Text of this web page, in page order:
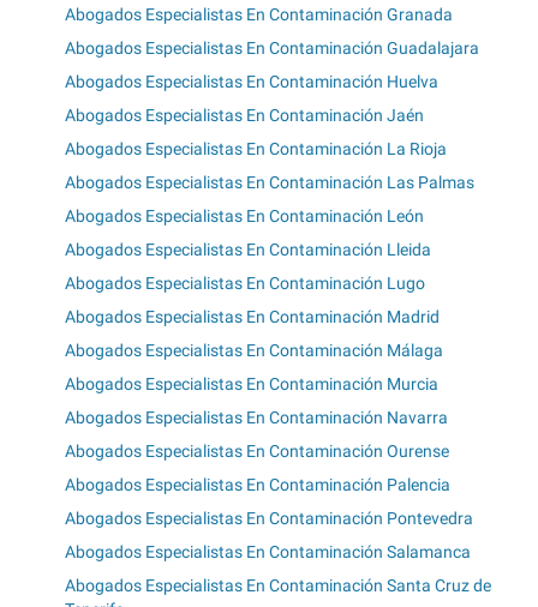
Abogados Especialistas En Contaminación Granada
Abogados Especialistas En Contaminación Guadalajara
Abogados Especialistas En Contaminación Huelva
Abogados Especialistas En Contaminación Jaén
Abogados Especialistas En Contaminación La Rioja
Abogados Especialistas En Contaminación Las Palmas
Abogados Especialistas En Contaminación León
Abogados Especialistas En Contaminación Lleida
Abogados Especialistas En Contaminación Lugo
Abogados Especialistas En Contaminación Madrid
Abogados Especialistas En Contaminación Málaga
Abogados Especialistas En Contaminación Murcia
Abogados Especialistas En Contaminación Navarra
Abogados Especialistas En Contaminación Ourense
Abogados Especialistas En Contaminación Palencia
Abogados Especialistas En Contaminación Pontevedra
Abogados Especialistas En Contaminación Salamanca
Abogados Especialistas En Contaminación Santa Cruz de